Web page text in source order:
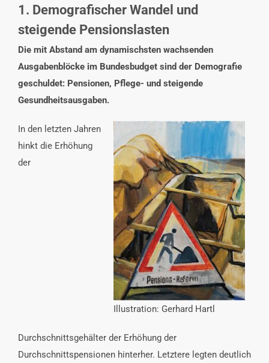
1. Demografischer Wandel und
steigende Pensionslasten
Die mit Abstand am dynamischsten wachsenden
Ausgabenblöcke im Bundesbudget sind der Demografie
geschuldet: Pensionen, Pflege- und steigende
Gesundheitsausgaben.
Illustration: Gerhard Hartl
In den letzten Jahren
hinkt die Erhöhung
der
Durchschnittsgehälter der Erhöhung der
Durchschnittspensionen hinterher. Letztere legten deutlich